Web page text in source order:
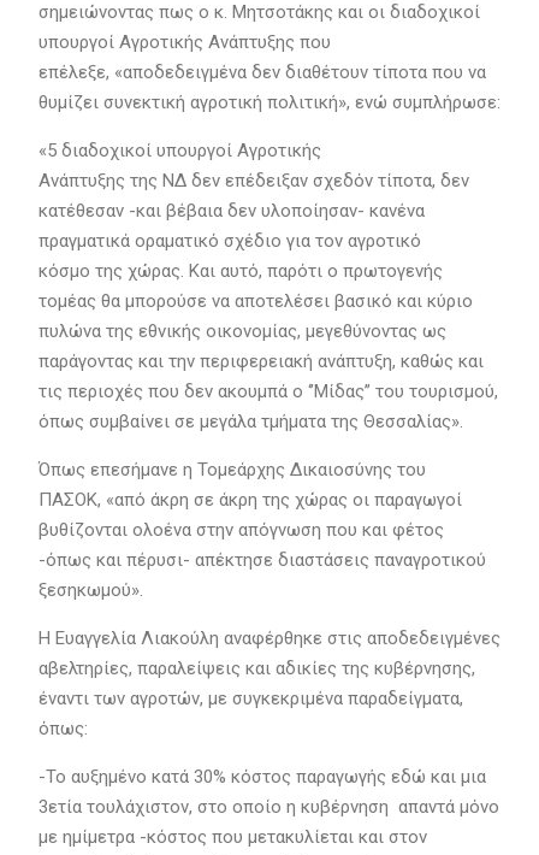
σημειώνοντας πως ο κ. Μητσοτάκης και οι διαδοχικοί
υπουργοί Αγροτικής Ανάπτυξης που
επέλεξε, «αποδεδειγμένα δεν διαθέτουν τίποτα που να
θυμίζει συνεκτική αγροτική πολιτική», ενώ συμπλήρωσε:
«5 διαδοχικοί υπουργοί Αγροτικής
Ανάπτυξης της ΝΔ δεν επέδειξαν σχεδόν τίποτα, δεν
κατέθεσαν -και βέβαια δεν υλοποίησαν- κανένα
πραγματικά οραματικό σχέδιο για τον αγροτικό
κόσμο της χώρας. Και αυτό, παρότι ο πρωτογενής
τομέας θα μπορούσε να αποτελέσει βασικό και κύριο
πυλώνα της εθνικής οικονομίας, μεγεθύνοντας ως
παράγοντας και την περιφερειακή ανάπτυξη, καθώς και
τις περιοχές που δεν ακουμπά ο ‘’Μίδας’’ του τουρισμού,
όπως συμβαίνει σε μεγάλα τμήματα της Θεσσαλίας».
Όπως επεσήμανε η Τομεάρχης Δικαιοσύνης του
ΠΑΣΟΚ, «από άκρη σε άκρη της χώρας οι παραγωγοί
βυθίζονται ολοένα στην απόγνωση που και φέτος
-όπως και πέρυσι- απέκτησε διαστάσεις παναγροτικού
ξεσηκωμού».
Η Ευαγγελία Λιακούλη αναφέρθηκε στις αποδεδειγμένες
αβελτηρίες, παραλείψεις και αδικίες της κυβέρνησης,
έναντι των αγροτών, με συγκεκριμένα παραδείγματα,
όπως:
-Το αυξημένο κατά 30% κόστος παραγωγής εδώ και μια
3ετία τουλάχιστον, στο οποίο η κυβέρνηση απαντά μόνο
με ημίμετρα -κόστος που μετακυλίεται και στον